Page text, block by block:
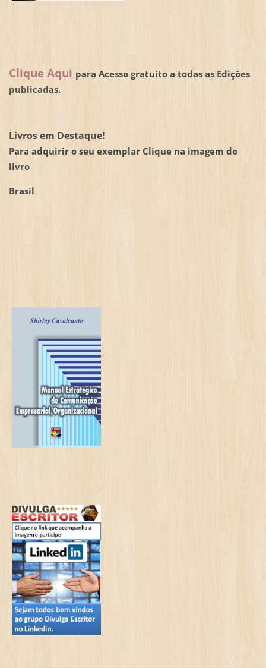
Clique Aqui para Acesso gratuito a todas as Edições
publicadas.
Livros em Destaque!
Para adquirir o seu exemplar Clique na imagem do
livro
Brasil